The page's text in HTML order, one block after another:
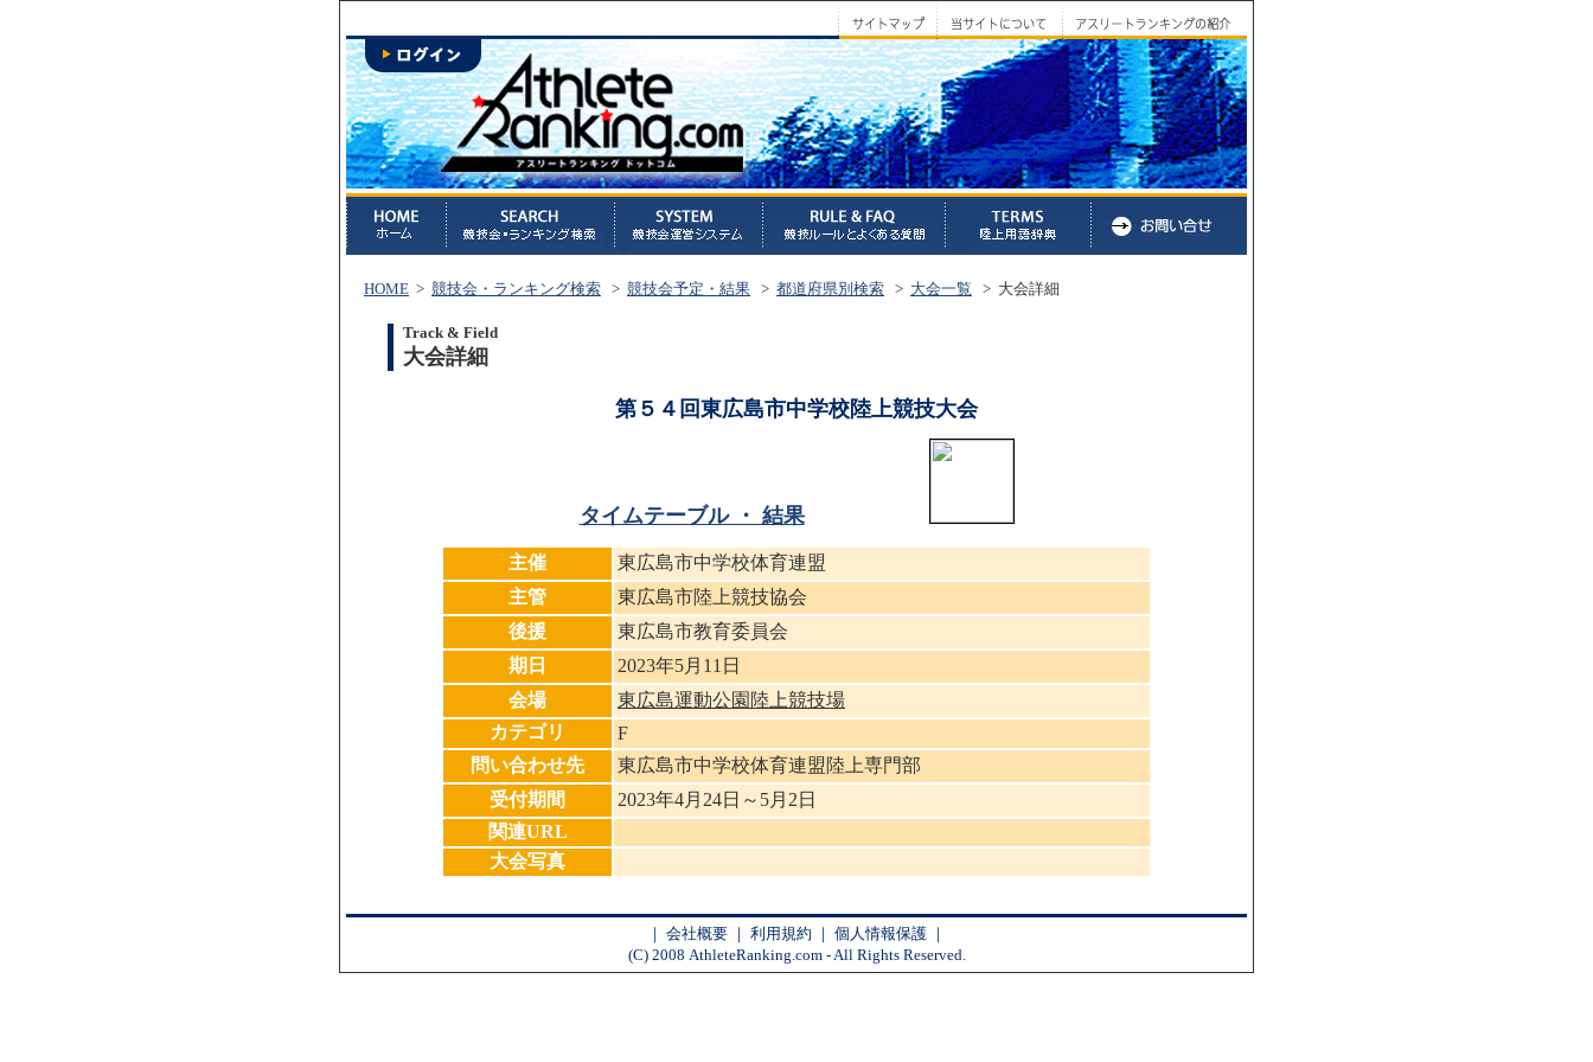
HOME > 競技会・ランキング検索 > 競技会予定・結果 > 都道府県別検索 > 大会一覧 > 大会詳細
Track & Field
大会詳細
第５４回東広島市中学校陸上競技大会
タイムテーブル ・ 結果
主催
東広島市中学校体育連盟
主管
東広島市陸上競技協会
後援
東広島市教育委員会
期日
2023年5月11日
会場
東広島運動公園陸上競技場
カテゴリ
F
問い合わせ先
東広島市中学校体育連盟陸上専門部
受付期間
2023年4月24日～5月2日
関連URL
大会写真
｜ 会社概要 ｜ 利用規約 ｜ 個人情報保護 ｜
(C) 2008 AthleteRanking.com - All Rights Reserved.